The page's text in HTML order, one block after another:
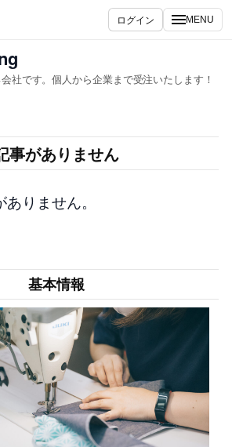
ログイン MENU
社です。個人から企業まで受注いたします！
事がありません
りません。
基本情報